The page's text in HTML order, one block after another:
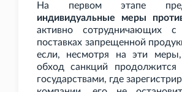
На первом этапе
индивидуальные меры
активно сотрудничающих
поставках запрещенной
если, несмотря на эти
обход санкций
государствами, где